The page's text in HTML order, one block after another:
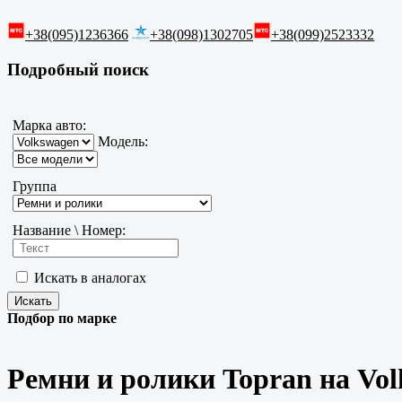
+38(095)1236366 +38(098)1302705 +38(099)2523332
Подробный поиск
Марка авто:
Модель:
Группа
Название \ Номер:
Искать в аналогах
Подбор по марке
Ремни и ролики Topran на